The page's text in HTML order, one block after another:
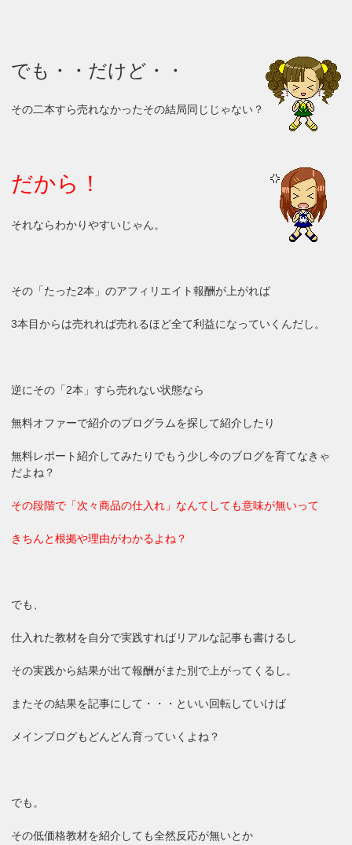
でも・・だけど・・
その二本すら売れなかったその結局同じじゃない？
だから！
それならわかりやすいじゃん。
その「たった2本」のアフィリエイト報酬が上がれば
3本目からは売れれば売れるほど全て利益になっていくんだし。
逆にその「2本」すら売れない状態なら
無料オファーで紹介のプログラムを探して紹介したり
無料レポート紹介してみたりでもう少し今のブログを育てなきゃ
だよね？
その段階で「次々商品の仕入れ」なんてしても意味が無いって
きちんと根拠や理由がわかるよね？
でも、
仕入れた教材を自分で実践すればリアルな記事も書けるし
その実践から結果が出て報酬がまた別で上がってくるし。
またその結果を記事にして・・・といい回転していけば
メインブログもどんどん育っていくよね？
でも。
その低価格教材を紹介しても全然反応が無いとか